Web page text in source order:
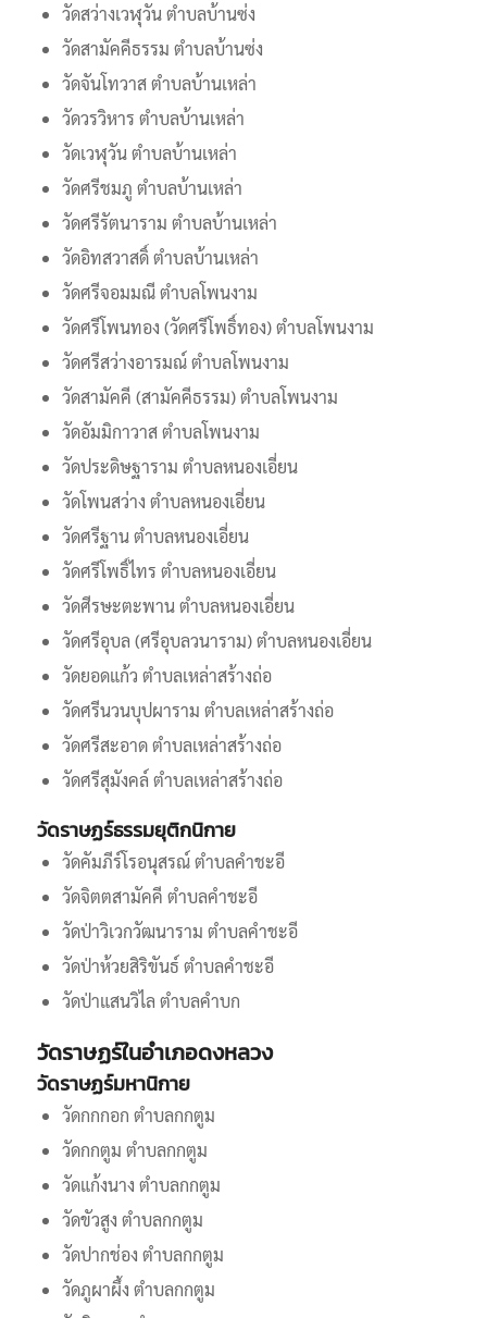
วัดสว่างเวฬุวัน ตำบลบ้านซ่ง
วัดสามัคคีธรรม ตำบลบ้านซ่ง
วัดจันโทวาส ตำบลบ้านเหล่า
วัดวรวิหาร ตำบลบ้านเหล่า
วัดเวฬุวัน ตำบลบ้านเหล่า
วัดศรีชมภู ตำบลบ้านเหล่า
วัดศรีรัตนาราม ตำบลบ้านเหล่า
วัดอิทสวาสดิ์ ตำบลบ้านเหล่า
วัดศรีจอมมณี ตำบลโพนงาม
วัดศรีโพนทอง (วัดศรีโพธิ์ทอง) ตำบลโพนงาม
วัดศรีสว่างอารมณ์ ตำบลโพนงาม
วัดสามัคคี (สามัคคีธรรม) ตำบลโพนงาม
วัดอัมมิกาวาส ตำบลโพนงาม
วัดประดิษฐาราม ตำบลหนองเอี่ยน
วัดโพนสว่าง ตำบลหนองเอี่ยน
วัดศรีฐาน ตำบลหนองเอี่ยน
วัดศรีโพธิ์ไทร ตำบลหนองเอี่ยน
วัดศีรษะตะพาน ตำบลหนองเอี่ยน
วัดศรีอุบล (ศรีอุบลวนาราม) ตำบลหนองเอี่ยน
วัดยอดแก้ว ตำบลเหล่าสร้างถ่อ
วัดศรีนวนบุปผาราม ตำบลเหล่าสร้างถ่อ
วัดศรีสะอาด ตำบลเหล่าสร้างถ่อ
วัดศรีสุมังคล์ ตำบลเหล่าสร้างถ่อ
วัดราษฏร์ธรรมยุติกนิกาย
วัดคัมภีร์โรอนุสรณ์ ตำบลคำชะอี
วัดจิตตสามัคคี ตำบลคำชะอี
วัดป่าวิเวกวัฒนาราม ตำบลคำชะอี
วัดป่าห้วยสิริขันธ์ ตำบลคำชะอี
วัดป่าแสนวิไล ตำบลคำบก
วัดราษฏร์ในอำเภอดงหลวง
วัดราษฏร์มหานิกาย
วัดกกกอก ตำบลกกตูม
วัดกกตูม ตำบลกกตูม
วัดแก้งนาง ตำบลกกตูม
วัดขัวสูง ตำบลกกตูม
วัดปากช่อง ตำบลกกตูม
วัดภูผาผึ้ง ตำบลกกตูม